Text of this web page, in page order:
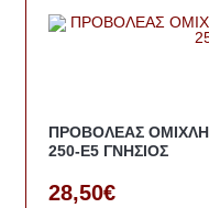
ΠΡΟΒΟΛΕΑΣ
250-E5 ΓΝΗΣΙΟΣ
28,50€